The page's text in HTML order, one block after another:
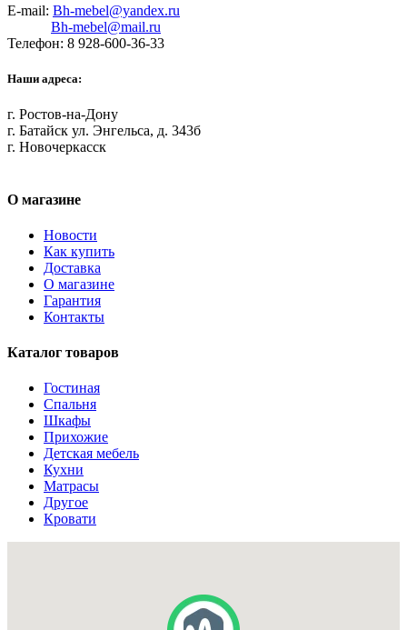
E-mail: Bh-mebel@yandex.ru
Bh-mebel@mail.ru
Телефон: 8 928-600-36-33
Наши адреса:
г. Ростов-на-Дону
г. Батайск ул. Энгельса, д. 343б
г. Новочеркасск
О магазине
Новости
Как купить
Доставка
О магазине
Гарантия
Контакты
Каталог товаров
Гостиная
Спальня
Шкафы
Прихожие
Детская мебель
Кухни
Матрасы
Другое
Кровати